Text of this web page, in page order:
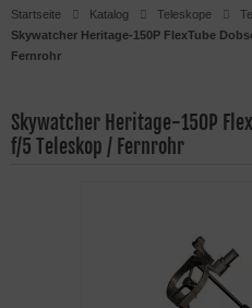
Startseite Katalog Teleskope
Skywatcher Heritage-150P FlexTube
Fernrohr
Skywatcher Heritage-150P
f/5 Teleskop / Fernrohr